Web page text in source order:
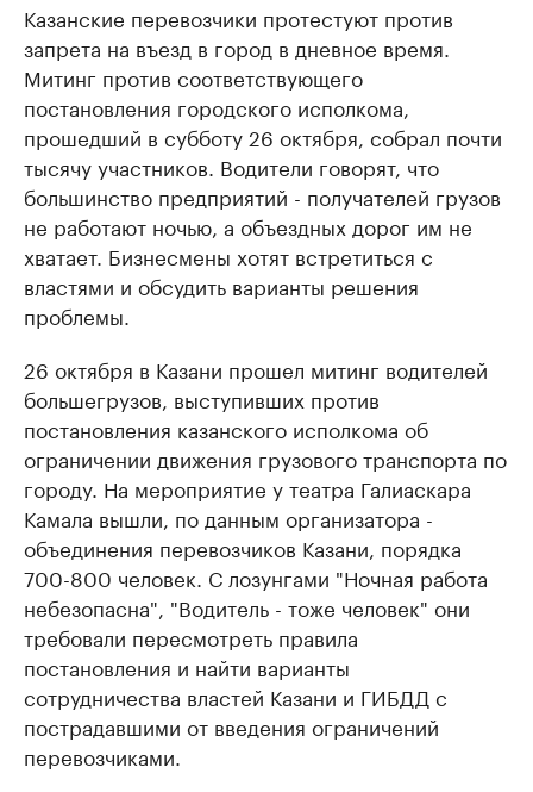
Казанские перевозчики протестуют против
запрета на въезд в город в дневное время.
Митинг против соответствующего
постановления городского исполкома,
прошедший в субботу 26 октября, собрал почти
тысячу участников. Водители говорят, что
большинство предприятий - получателей грузов
не работают ночью, а объездных дорог им не
хватает. Бизнесмены хотят встретиться с
властями и обсудить варианты решения
проблемы.
26 октября в Казани прошел митинг водителей
большегрузов, выступивших против
постановления казанского исполкома об
ограничении движения грузового транспорта по
городу. На мероприятие у театра Галиаскара
Камала вышли, по данным организатора -
объединения перевозчиков Казани, порядка
700-800 человек. С лозунгами "Ночная работа
небезопасна", "Водитель - тоже человек" они
требовали пересмотреть правила
постановления и найти варианты
сотрудничества властей Казани и ГИБДД с
пострадавшими от введения ограничений
перевозчиками.